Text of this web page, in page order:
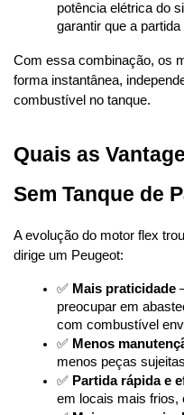
potência elétrica do
garantir que a
Com essa combinação, os
forma instantânea,
combustível no tanque.
Quais as
Sem Tanque de
A evolução do motor flex
dirige um Peugeot:
✅ Mais praticidade
preocupar em
com combustível
✅ Menos
menos peças
✅ Partida rápida e
em locais mais frios,